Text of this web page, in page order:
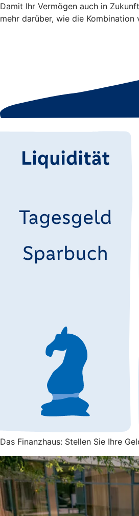
Damit Ihr Vermögen auch in
mehr darüber, wie die Kombination
Das Finanzhaus: Stellen Sie Ihre